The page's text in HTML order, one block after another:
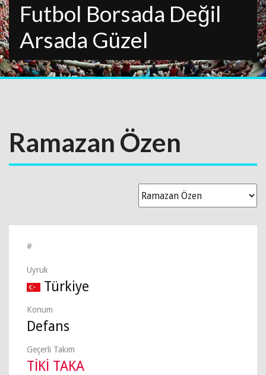
Futbol Borsada Değil
Arsada Güzel
Ramazan Özen
#
Uyruk
Türkiye
Konum
Defans
Geçerli Takım
TİKİ TAKA